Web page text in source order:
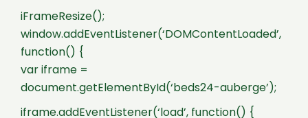
iFrameResize();
window.addEventListener(‘DOMContentLoaded’,
function() {
var iframe =
document.getElementById(‘beds24-auberge’);
iframe.addEventListener(‘load’, function() {